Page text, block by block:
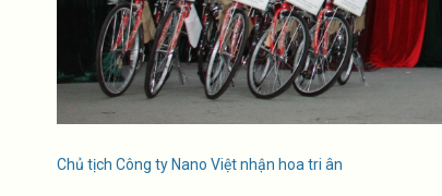
Chủ tịch Công ty Nano Việt nhận hoa tri ân